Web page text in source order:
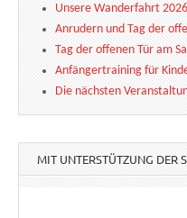
Unsere Wanderfahrt 2026
Anrudern und Tag der
Tag der offenen Tür am
Anfängertraining für
Die nächsten
MIT UNTERSTÜTZUNG DER